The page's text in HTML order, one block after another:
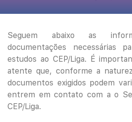
Seguem abaixo as
documentações necessárias
estudos ao CEP/Liga. É
atente que, conforme a
documentos exigidos podem
entrem em contato com a o
CEP/Liga.